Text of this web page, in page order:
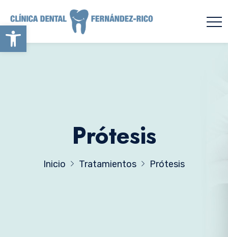
Abrir barra de herramientas
Prótesis
Inicio Tratamientos Prótesis